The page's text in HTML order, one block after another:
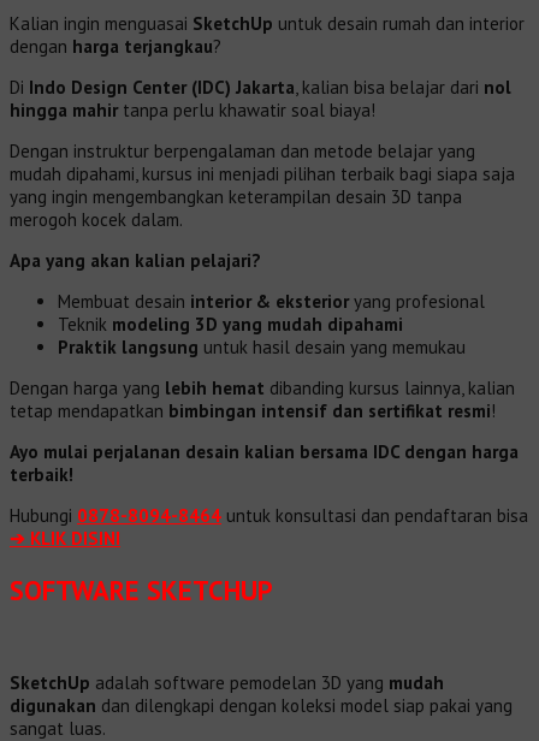
Kalian ingin menguasai SketchUp untuk desain rumah dan interior
dengan harga terjangkau?
Di Indo Design Center (IDC) Jakarta, kalian bisa belajar dari nol
hingga mahirtanpa perlu khawatir soal biaya!
Dengan instruktur berpengalaman dan metode belajar yang
mudah dipahami, kursus ini menjadi pilihan terbaik bagi siapa saja
yang ingin mengembangkan keterampilan desain 3D tanpa
merogoh kocek dalam.
Apa yang akan kalian pelajari?
Membuat desain interior & eksterioryang profesional
Teknik modeling 3D yang mudah dipahami
Praktik langsung untuk hasil desain yang memukau
Dengan harga yang lebih hemat dibanding kursus lainnya, kalian
tetap mendapatkan bimbingan intensif dan sertifikat resmi!
Ayo mulai perjalanan desain kalian bersama IDC dengan harga
terbaik!
Hubungi 0878-8094-8464 untuk konsultasi dan pendaftaran bisa
➔ KLIK DISINI
SOFTWARE SKETCHUP
SketchUp adalah software pemodelan 3D yang mudah
digunakan dan dilengkapi dengan koleksi model siap pakai yang
sangat luas.